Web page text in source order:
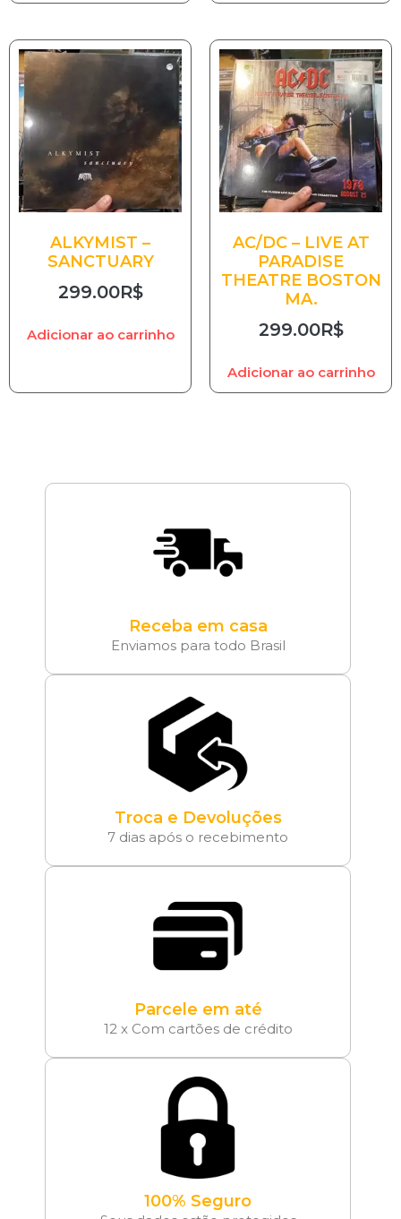
ALKYMIST –
SANCTUARY
299.00R$
Adicionar ao carrinho
AC/DC – LIVE AT
PARADISE
THEATRE BOSTON
MA.
299.00R$
Adicionar ao carrinho
Receba em casa
Enviamos para todo Brasil
Troca e Devoluções
7 dias após o recebimento
Parcele em até
12 x Com cartões de crédito
100% Seguro